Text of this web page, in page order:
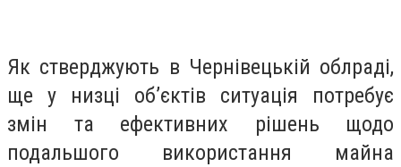
Як стверджують в Чернівецькій облраді,
ще у низці об’єктів ситуація потребує
змін та ефективних рішень щодо
подальшого використання майна